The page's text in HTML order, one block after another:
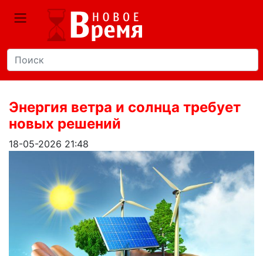
Энергия ветра и солнца требует
новых решений
18-05-2026 21:48